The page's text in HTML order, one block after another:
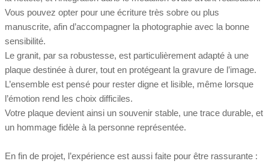
Vous pouvez opter pour une écriture très sobre ou plus
manuscrite, afin d’accompagner la photographie avec la bonne
sensibilité.
Le granit, par sa robustesse, est particulièrement adapté à une
plaque destinée à durer, tout en protégeant la gravure de l’image.
L’ensemble est pensé pour rester digne et lisible, même lorsque
l’émotion rend les choix difficiles.
Votre plaque devient ainsi un souvenir stable, une trace durable, et
un hommage fidèle à la personne représentée.
En fin de projet, l’expérience est aussi faite pour être rassurante :